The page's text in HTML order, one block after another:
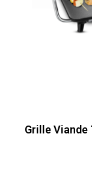
Grille Viande